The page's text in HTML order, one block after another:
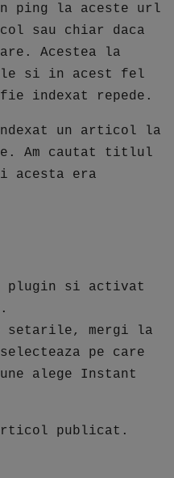
ping la aceste url
sau chiar daca
Acestea la
si in acest fel
indexat repede.
un articol la
Am cautat titlul
acesta era
plugin si activat
setarile, mergi la
pe care
alege Instant
publicat.